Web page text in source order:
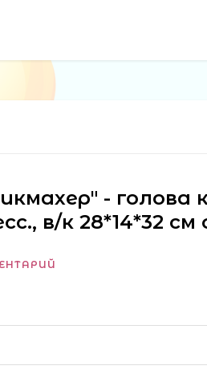
- голова
в/к 28*14*32